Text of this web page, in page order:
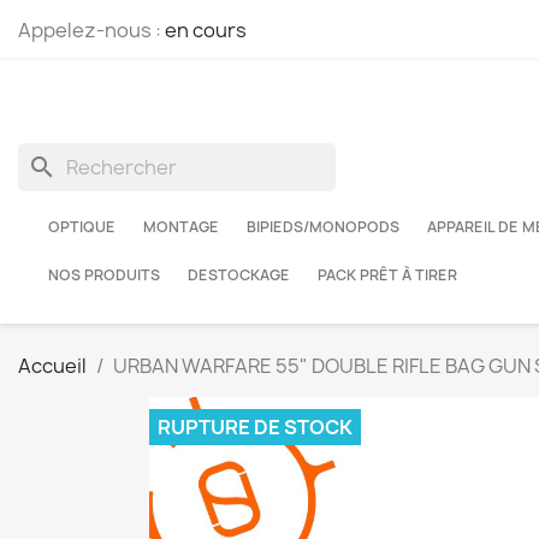
Appelez-nous :en cours
search
OPTIQUE MONTAGE BIPIEDS/MONOPODS APPAREIL DE
NOS PRODUITS DESTOCKAGE PACK PRÊT À TIRER
Accueil URBAN WARFARE 55" DOUBLE RIFLE BAG
RUPTURE DE STOCK